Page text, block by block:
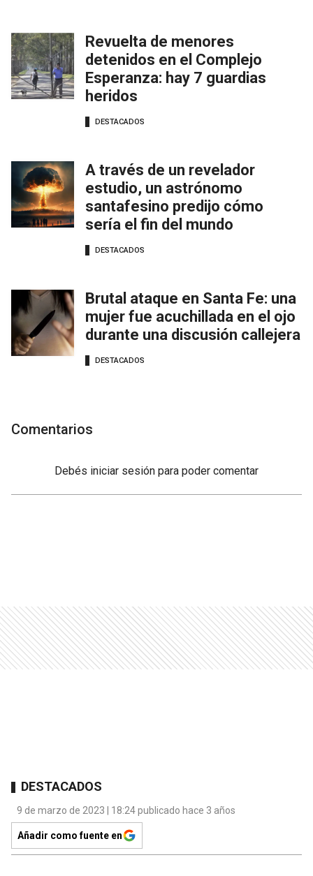
Revuelta de menores
detenidos en el Complejo
Esperanza: hay 7 guardias
heridos
DESTACADOS
A través de un revelador
estudio, un astrónomo
santafesino predijo cómo
sería el fin del mundo
DESTACADOS
Brutal ataque en Santa Fe: una
mujer fue acuchillada en el ojo
durante una discusión callejera
DESTACADOS
Comentarios
Debés iniciar sesión para poder comentar
DESTACADOS
9 de marzo de 2023 | 18:24 publicado hace 3 años
Añadir como fuente en